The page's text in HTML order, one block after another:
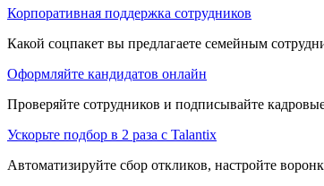
Корпоративная поддержка сотрудников
Какой соцпакет вы предлагаете семейным
Оформляйте кандидатов онлайн
Проверяйте сотрудников и подписывайте
Ускорьте подбор в 2 раза с Talantix
Автоматизируйте сбор откликов, настройте